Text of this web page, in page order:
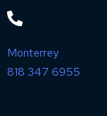
Monterrey
818 347 6955